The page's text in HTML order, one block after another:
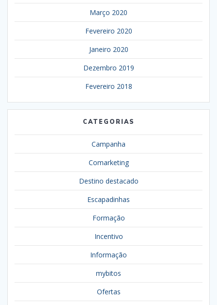
Março 2020
Fevereiro 2020
Janeiro 2020
Dezembro 2019
Fevereiro 2018
CATEGORIAS
Campanha
Comarketing
Destino destacado
Escapadinhas
Formação
Incentivo
Informação
mybitos
Ofertas